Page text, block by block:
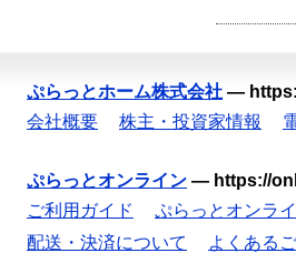
ぷらっとホーム株式会社 —
会社概要
株主・投資家情報
ぷらっとオンライン — https://
ご利用ガイド
ぷらっとオンラ
配送・決済について
よくある